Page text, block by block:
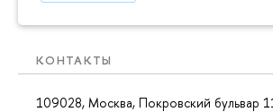
КОНТАКТЫ
109028, Москва, Покровский бульвар